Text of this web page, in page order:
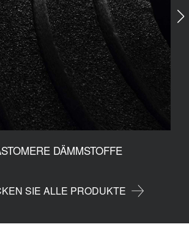
DÄMMSTOFFE
SIE ALLE PRODUKTE